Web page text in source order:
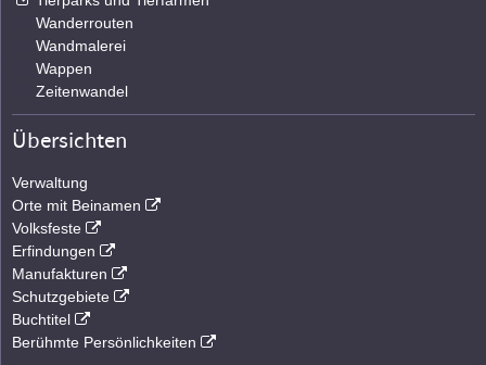
Wanderrouten
Wandmalerei
Wappen
Zeitenwandel
Übersichten
Verwaltung
Orte mit Beinamen
Volksfeste
Erfindungen
Manufakturen
Schutzgebiete
Buchtitel
Berühmte Persönlichkeiten